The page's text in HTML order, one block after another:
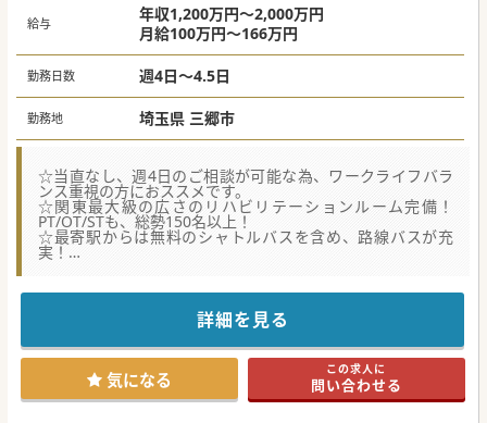
給与
年収1,200万円～2,000万円
月給100万円～166万円
勤務日数 週4日～4.5日
勤務地 埼玉県 三郷市
☆当直なし、週4日のご相談が可能な為、ワークライフバラ
ンス重視の方におススメです。
☆関東最大級の広さのリハビリテーションルーム完備！
PT/OT/STも、総勢150名以上！
☆最寄駅からは無料のシャトルバスを含め、路線バスが充
実！
■人気のつくばエクスプレス沿線上の総合病院。車通勤も可
能なので県内はもちろん、都内からも通勤容易です。
■産休・育休や有給休暇も取得しやすい職場の雰囲気。助け
合いの精神が根付いており、復職率も高い職場です。
■関係性の強い大学医局はなく、紹介会社経由のご入職の先
生も多数在籍しております。気兼ねなくお問い合わせ下さ
詳細を見る
気になる この求人に
問い合わせる